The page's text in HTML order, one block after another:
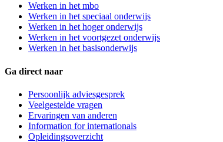
Werken in het mbo
Werken in het speciaal onderwijs
Werken in het hoger onderwijs
Werken in het voortgezet onderwijs
Werken in het basisonderwijs
Ga direct naar
Persoonlijk adviesgesprek
Veelgestelde vragen
Ervaringen van anderen
Information for internationals
Opleidingsoverzicht